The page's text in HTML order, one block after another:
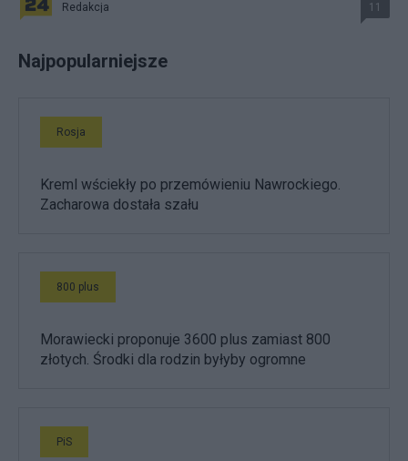
Redakcja 11
Najpopularniejsze
Rosja
Kreml wściekły po przemówieniu Nawrockiego.
Zacharowa dostała szału
800 plus
Morawiecki proponuje 3600 plus zamiast 800
złotych. Środki dla rodzin byłyby ogromne
PiS